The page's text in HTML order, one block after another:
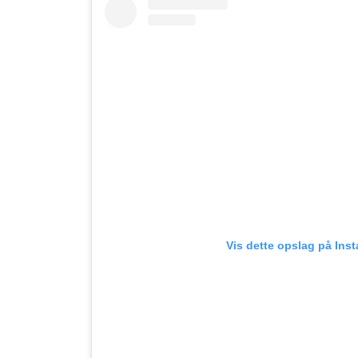
Vis dette opslag på